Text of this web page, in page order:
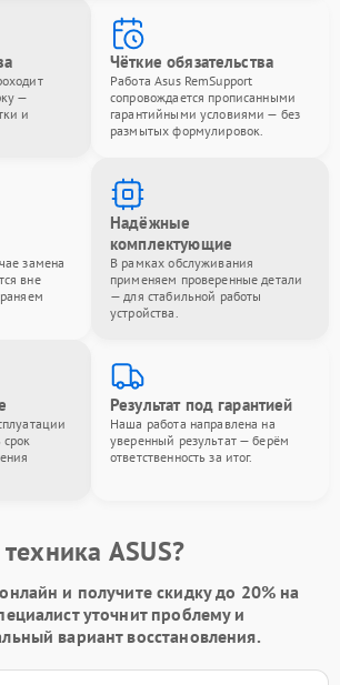
—
и
Чёткие обязательства
Работа Asus RemSupport
сопровождается прописанными
гарантийными условиями — без
размытых формулировок.
замена
вне
Надёжные
комплектующие
В рамках обслуживания
применяем проверенные детали
— для стабильной работы
устройства.
Результат под гарантией
Наша работа направлена на
уверенный результат — берём
ответственность за итог.
ASUS?
и получитескидку до 20% на
уточнит проблему и
вариант восстановления.